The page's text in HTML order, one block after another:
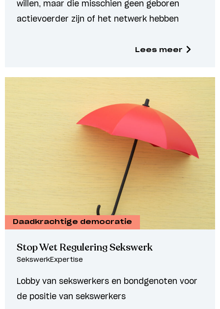
willen, maar die misschien geen geboren
actievoerder zijn of het netwerk hebben
Lees meer
Daadkrachtige democratie
Stop Wet Regulering Sekswerk
SekswerkExpertise
Lobby van sekswerkers en bondgenoten voor
de positie van sekswerkers